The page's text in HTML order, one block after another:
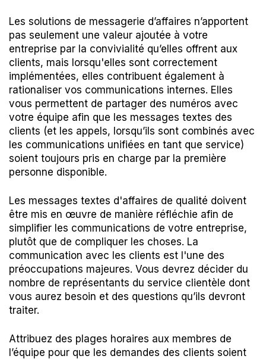
Les solutions de messagerie d’affaires n’apportent
pas seulement une valeur ajoutée à votre
entreprise par la convivialité qu’elles offrent aux
clients, mais lorsqu'elles sont correctement
implémentées, elles contribuent également à
rationaliser vos communications internes. Elles
vous permettent de partager des numéros avec
votre équipe afin que les messages textes des
clients (et les appels, lorsqu’ils sont combinés avec
les communications unifiées en tant que service)
soient toujours pris en charge par la première
personne disponible.
Les messages textes d'affaires de qualité doivent
être mis en œuvre de manière réfléchie afin de
simplifier les communications de votre entreprise,
plutôt que de compliquer les choses. La
communication avec les clients est l'une des
préoccupations majeures. Vous devrez décider du
nombre de représentants du service clientèle dont
vous aurez besoin et des questions qu’ils devront
traiter.
Attribuez des plages horaires aux membres de
l’équipe pour que les demandes des clients soient